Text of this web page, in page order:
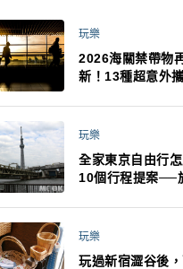
玩樂
2026海關禁帶物
新！13種超意外
最高還罰百萬！注
玩樂
全家東京自由行怎
10個行程提案──
法！
玩樂
玩過新宿澀谷後